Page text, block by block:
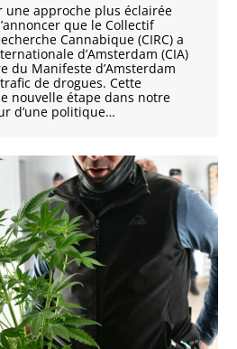
une approche plus éclairée
que le Collectif
Cannabique (CIRC) a
d’Amsterdam (CIA)
du Manifeste d’Amsterdam
de drogues. Cette
nouvelle étape dans notre
d’une politique…